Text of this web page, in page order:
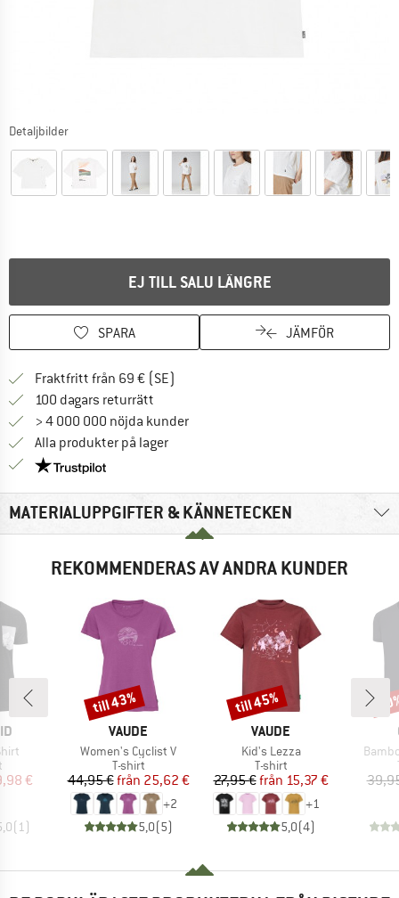
Detaljbilder
EJ TILL SALU LÄNGRE
SPARA JÄMFÖR
Fraktfritt från 69 € (SE)
100 dagars returrätt
> 4 000 000 nöjda kunder
Alla produkter på lager
Trust Pilot-garanti - hitta all information här!
MATERIALUPPGIFTER & KÄNNETECKEN
REKOMMENDERAS AV ANDRA KUNDER
pris
€
(1 )
VARUMÄRKE
VAUDE
Produkter
Women's Cyclist V
Produktgrupp
T-shirt
Pris
44,95 € Reducerat pris
från 25,62 €
+2
5,0(5)
Rabatt
till 43%
VARUMÄRKE
VAUDE
Produkter
Kid's Lezza
Produktgrupp
T-shirt
Pris
27,95 € Reducerat pris
från 15,37 €
+1
5,0(4)
Rabatt
till 45%